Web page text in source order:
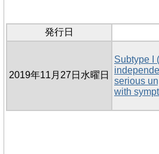
発行日
2019年11月27日水曜日
Subtype I
serious
with